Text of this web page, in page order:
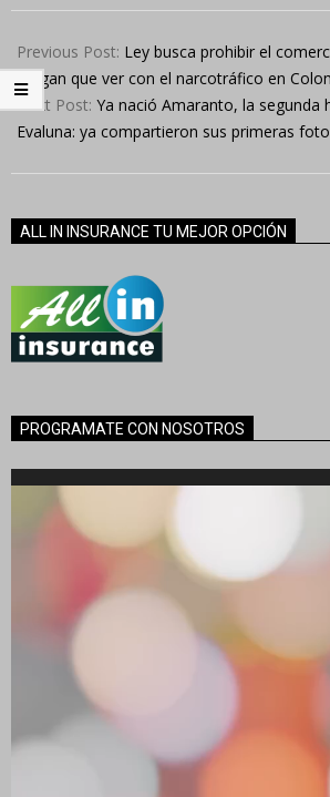
08-
02
Previous Post: Ley busca prohibir el
tengan que ver con el narcotráfico en
Next Post: Ya nació Amaranto, la segunda
Evaluna: ya compartieron sus primeras
ALL IN INSURANCE TU MEJOR OPCIÓN
PROGRAMATE CON NOSOTROS
Reproductor